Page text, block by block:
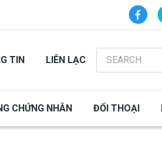
TIN LIÊN LẠC
Search
CHỨNG NHÂN ĐỐI THOẠI